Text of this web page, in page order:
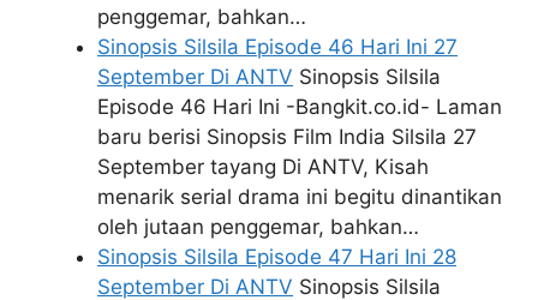
penggemar, bahkan…
Sinopsis Silsila Episode 46 Hari Ini 27
September Di ANTV Sinopsis Silsila
Episode 46 Hari Ini -Bangkit.co.id- Laman
baru berisi Sinopsis Film India Silsila 27
September tayang Di ANTV, Kisah
menarik serial drama ini begitu dinantikan
oleh jutaan penggemar, bahkan…
Sinopsis Silsila Episode 47 Hari Ini 28
September Di ANTV Sinopsis Silsila